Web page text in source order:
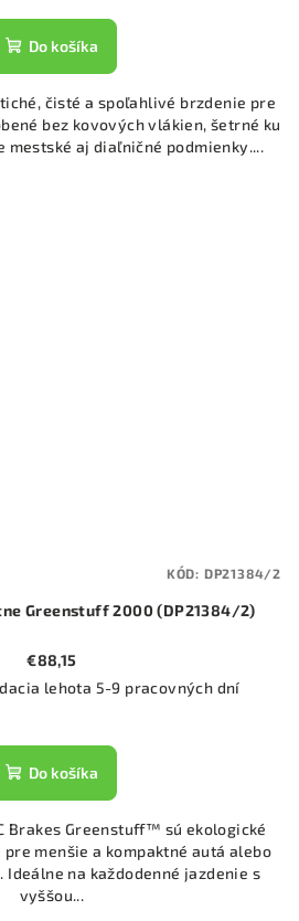
Do košíka
čisté a spoľahlivé brzdenie pre
bez kovových vlákien, šetrné ku
mestské aj diaľničné podmienky....
Greenstuff 2000 (DP21384/2)
€88,15
lehota 5-9 pracovných dní
Do košíka
Brakes Greenstuff™ sú ekologické
menšie a kompaktné autá alebo
na každodenné jazdenie s
vyššou...
KÓD: DP21384/2